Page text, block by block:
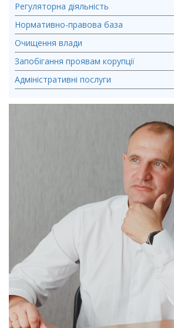
Регуляторна діяльність
Нормативно-правова база
Очищення влади
Запобігання проявам корупції
Адміністративні послуги